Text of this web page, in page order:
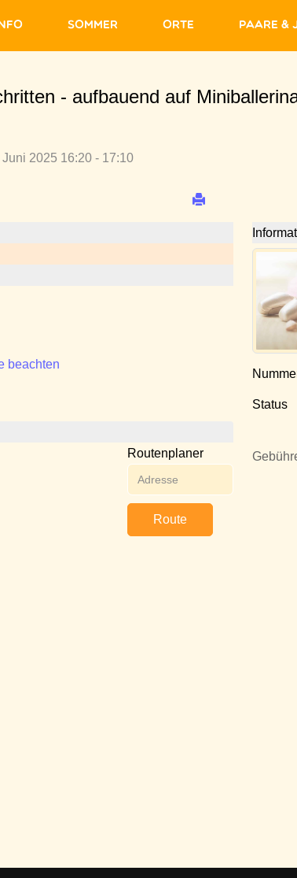
Sommer Orte Paare &
- aufbauend auf
2025 16:20 - 17:10
beachten
Routenplaner
Route
Status